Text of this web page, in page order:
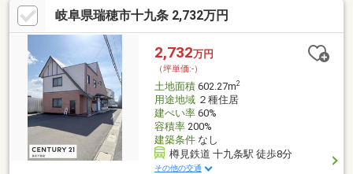
■売買保有物件1000件以上！
岐阜県瑞穂市十九条 2,732万円
2,732万円
（坪単価:-）
土地面積602.27m2
用途地域２種住居
建ぺい率60%
容積率200%
建築条件なし
樽見鉄道 十九条駅 徒歩8分
その他の交通